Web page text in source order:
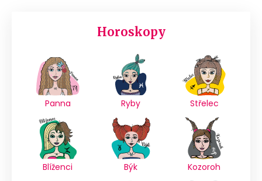
Horoskopy
Panna Ryby Střelec
Blíženci Býk Kozoroh